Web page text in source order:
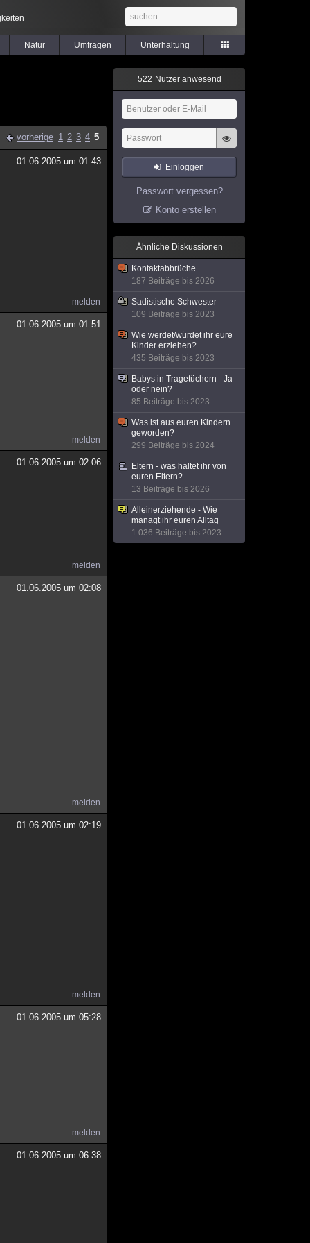
Natur Umfragen Unterhaltung
vorherige 1 2 3 4 5
01.06.2005 um 01:43
melden
01.06.2005 um 01:51
melden
01.06.2005 um 02:06
melden
01.06.2005 um 02:08
melden
01.06.2005 um 02:19
melden
01.06.2005 um 05:28
melden
01.06.2005 um 06:38
522 Nutzer anwesend
Einloggen
Passwort vergessen?
Konto erstellen
Ähnliche Diskussionen
Kontaktabbrüche
187 Beiträge bis 2026
Sadistische Schwester
109 Beiträge bis 2023
Wie werdet/würdet ihr eure
Kinder erziehen?
435 Beiträge bis 2023
Babys in Tragetüchern - Ja
oder nein?
85 Beiträge bis 2023
Was ist aus euren Kindern
geworden?
299 Beiträge bis 2024
Eltern - was haltet ihr von
euren Eltern?
13 Beiträge bis 2026
Alleinerziehende - Wie
managt ihr euren Alltag
1.036 Beiträge bis 2023